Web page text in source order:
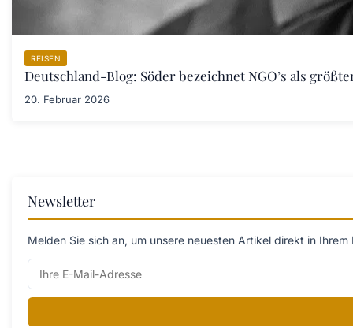
REISEN
Deutschland-Blog: Söder bezeichnet NGO’s als
20. Februar 2026
Newsletter
Melden Sie sich an, um unsere neuesten Artikel direkt in